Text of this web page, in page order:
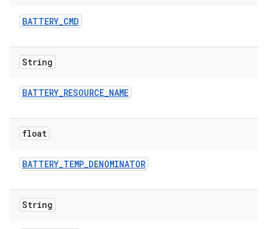
BATTERY_CMD
String
BATTERY_RESOURCE_NAME
float
BATTERY_TEMP_DENOMINATOR
String